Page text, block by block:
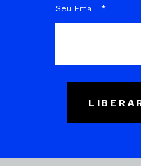
Seu Email